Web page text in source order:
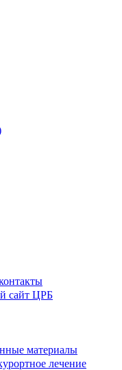
сайт ЦРБ
материалы
лечение